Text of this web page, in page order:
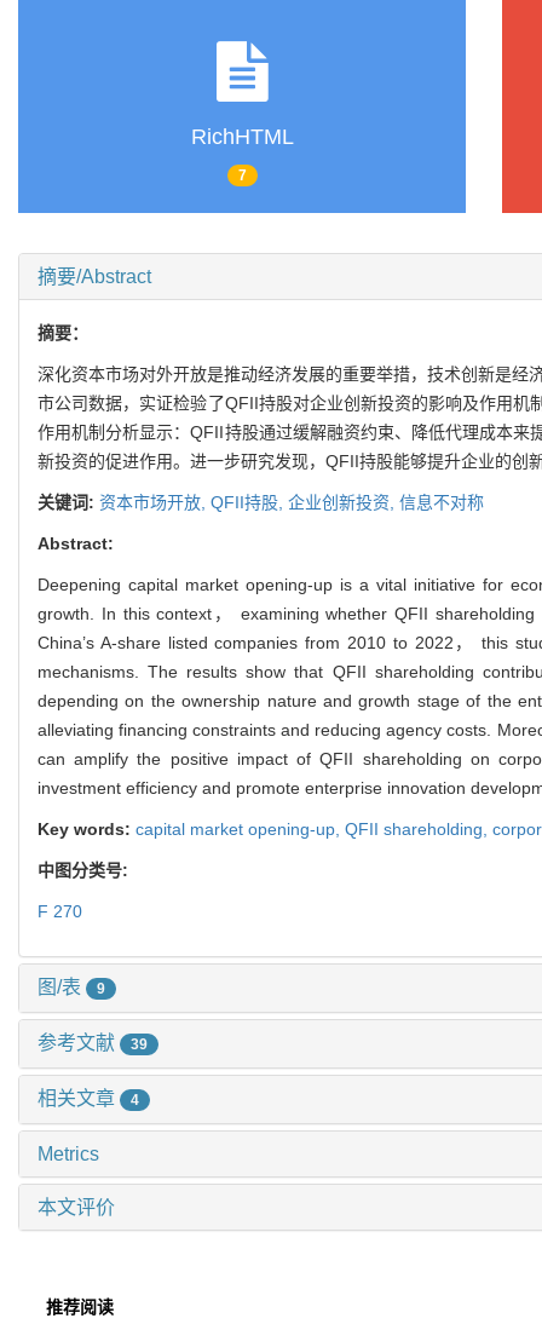
RichHTML
7
摘要/Abstract
摘要：
深化资本市场对外开放是推动经济发展的重要举措，技术创新是
市公司数据，实证检验了QFII持股对企业创新投资的影响及作用
作用机制分析显示：QFII持股通过缓解融资约束、降低代理成本
新投资的促进作用。进一步研究发现，QFII持股能够提升企业的创
关键词: 资本市场开放, QFII持股, 企业创新投资, 信息不对称
Abstract:
Deepening capital market opening-up is a vital initiative for
growth. In this context， examining whether QFII
China’s A-share listed companies from 2010 to 2022， this
mechanisms. The results show that QFII shareholding
depending on the ownership nature and growth stage of the
alleviating financing constraints and reducing agency costs.
can amplify the positive impact of QFII shareholding on
investment efficiency and promote enterprise innovation
Key words: capital market opening-up, QFII shareholding,
中图分类号:
F 270
图/表 9
参考文献 39
相关文章 4
Metrics
本文评价
推荐阅读